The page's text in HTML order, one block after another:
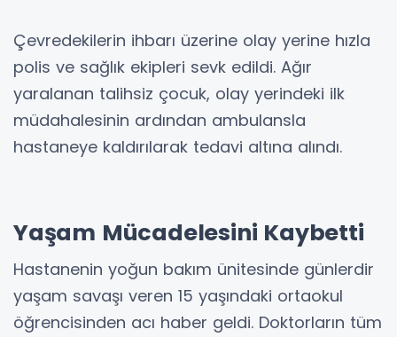
Çevredekilerin ihbarı üzerine olay yerine hızla
polis ve sağlık ekipleri sevk edildi. Ağır
yaralanan talihsiz çocuk, olay yerindeki ilk
müdahalesinin ardından ambulansla
hastaneye kaldırılarak tedavi altına alındı.
Yaşam Mücadelesini Kaybetti
Hastanenin yoğun bakım ünitesinde günlerdir
yaşam savaşı veren 15 yaşındaki ortaokul
öğrencisinden acı haber geldi. Doktorların tüm